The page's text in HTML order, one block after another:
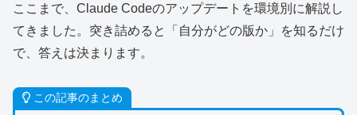
ここまで、Claude Codeのアップデートを環境別に解説し
てきました。突き詰めると「自分がどの版か」を知るだけ
で、答えは決まります。
この記事のまとめ